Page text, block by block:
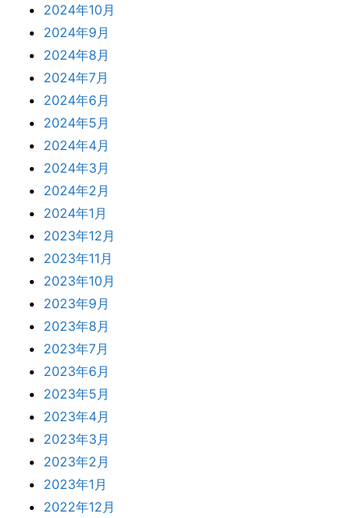
2024年10月
2024年9月
2024年8月
2024年7月
2024年6月
2024年5月
2024年4月
2024年3月
2024年2月
2024年1月
2023年12月
2023年11月
2023年10月
2023年9月
2023年8月
2023年7月
2023年6月
2023年5月
2023年4月
2023年3月
2023年2月
2023年1月
2022年12月